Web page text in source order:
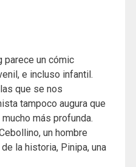
parece un cómic
e incluso infantil.
que se nos
tampoco augura que
más profunda.
un hombre
la historia, Pinipa, una